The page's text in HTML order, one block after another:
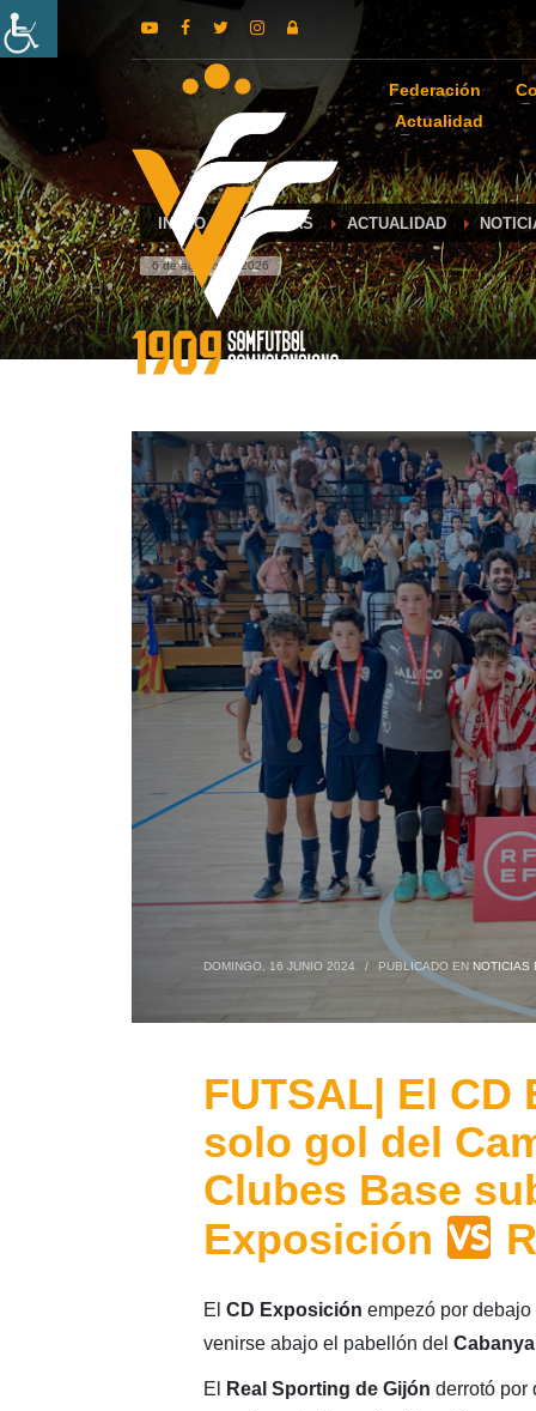
Federación
Actualidad
INICIO NOTICIAS ACTUALIDAD
6 de agosto de 2026
DOMINGO, 16 JUNIO 2024 / PUBLICADO EN NOTICIAS
FUTSAL| El
solo gol del
Clubes Base
Exposición
El CD Exposición empezó por
venirse abajo el pabellón del
El Real Sporting de Gijón derrotó por